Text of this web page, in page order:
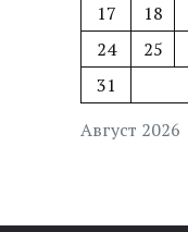
Август 2026
17
18
24
25
31